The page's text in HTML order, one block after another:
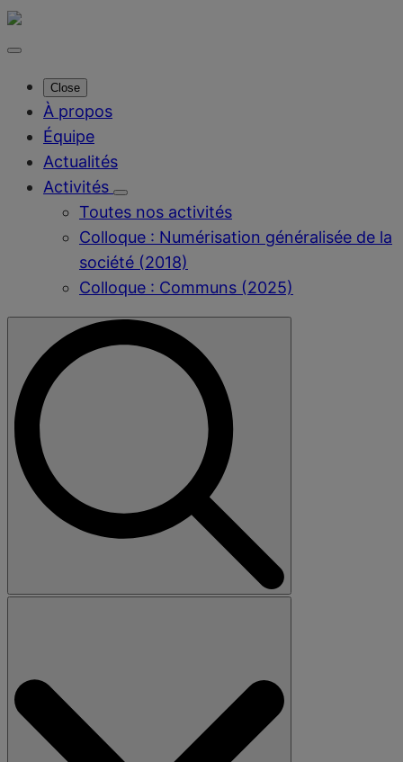
Close
À propos
Équipe
Actualités
Activités
Toutes nos activités
Colloque : Numérisation généralisée de la
société (2018)
Colloque : Communs (2025)